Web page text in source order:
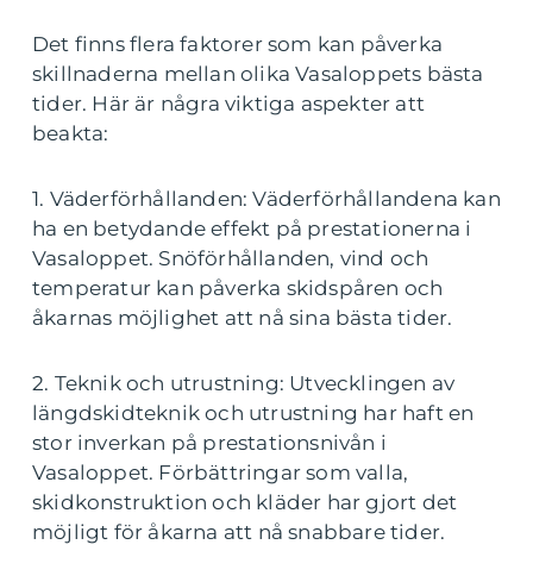
Det finns flera faktorer som kan påverka
skillnaderna mellan olika Vasaloppets bästa
tider. Här är några viktiga aspekter att
beakta:
1. Väderförhållanden: Väderförhållandena kan
ha en betydande effekt på prestationerna i
Vasaloppet. Snöförhållanden, vind och
temperatur kan påverka skidspåren och
åkarnas möjlighet att nå sina bästa tider.
2. Teknik och utrustning: Utvecklingen av
längdskidteknik och utrustning har haft en
stor inverkan på prestationsnivån i
Vasaloppet. Förbättringar som valla,
skidkonstruktion och kläder har gjort det
möjligt för åkarna att nå snabbare tider.